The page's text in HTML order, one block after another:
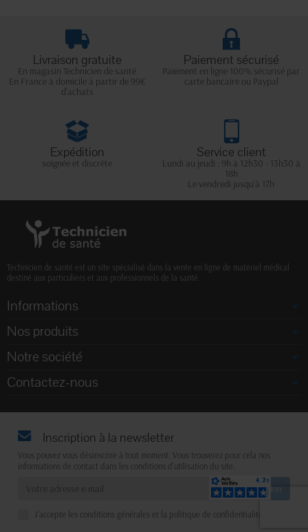
Livraison gratuite
En magasin Technicien de santé
En France à domicile à partir de 99€
d'achats
Paiement sécurisé
Paiement en ligne 100% sécurisé par
carte bancaire ou Paypal
Expédition
soignée et discrète
Service client
Lundi au jeudi : 9h à 12h30 - 13h30 à
18h
Le vendredi jusqu'à 17h
Technicien de santé est un site spécialisé dans la vente en ligne de matériel médical
destiné aux particuliers et aux professionnels de la santé.
Informations
Nos produits
Notre société
Contactez-nous
Inscription à la newsletter
Vous pouvez vous désinscrire à tout moment. Vous trouverez pour cela nos
informations de contact dans les conditions d'utilisation du site.
J'accepte les conditions générales et la politique de confidentialité